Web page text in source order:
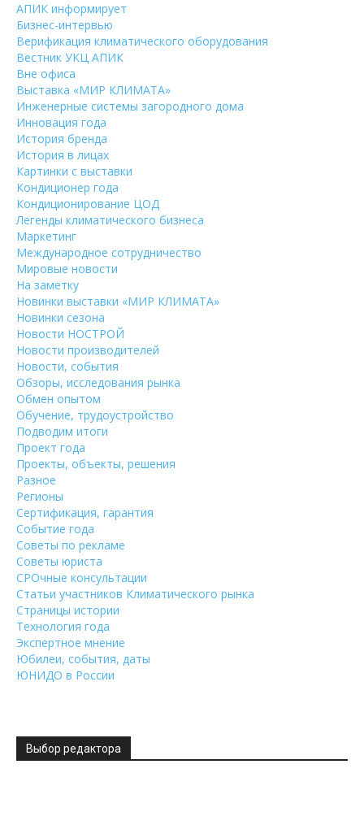
АПИК информирует
Бизнес-интервью
Верификация климатического оборудования
Вестник УКЦ АПИК
Вне офиса
Выставка «МИР КЛИМАТА»
Инженерные системы загородного дома
Инновация года
История бренда
История в лицах
Картинки с выставки
Кондиционер года
Кондиционирование ЦОД
Легенды климатического бизнеса
Маркетинг
Международное сотрудничество
Мировые новости
На заметку
Новинки выставки «МИР КЛИМАТА»
Новинки сезона
Новости НОСТРОЙ
Новости производителей
Новости, события
Обзоры, исследования рынка
Обмен опытом
Обучение, трудоустройство
Подводим итоги
Проект года
Проекты, объекты, решения
Разное
Регионы
Сертификация, гарантия
Событие года
Советы по рекламе
Советы юриста
СРОчные консультации
Статьи участников Климатического рынка
Страницы истории
Технология года
Экспертное мнение
Юбилеи, события, даты
ЮНИДО в России
Выбор редактора